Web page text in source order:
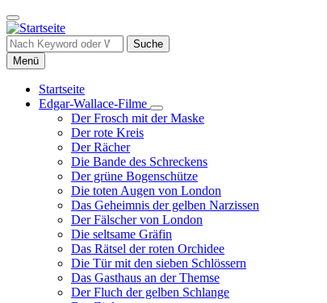
Direkt
zum
Inhalt
Suche
Menü
Hauptnavigation
Startseite
Edgar-Wallace-Filme
Unternavigation
von
Filme
Der Frosch mit der Maske
Der rote Kreis
Der Rächer
Die Bande des Schreckens
Der grüne Bogenschütze
Die toten Augen von London
Das Geheimnis der gelben Narzissen
Der Fälscher von London
Die seltsame Gräfin
Das Rätsel der roten Orchidee
Die Tür mit den sieben Schlössern
Das Gasthaus an der Themse
Der Fluch der gelben Schlange